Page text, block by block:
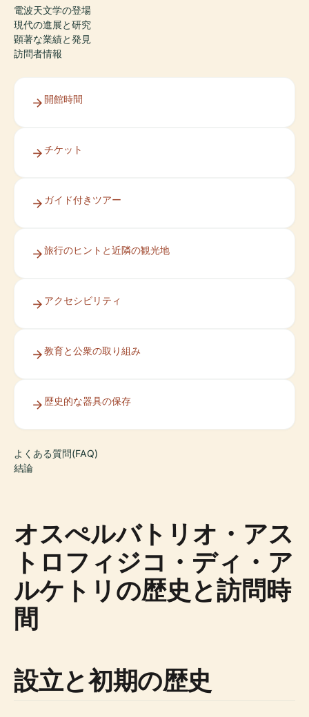
電波天文学の登場
現代の進展と研究
顕著な業績と発見
訪問者情報
開館時間
チケット
ガイド付きツアー
旅行のヒントと近隣の観光地
アクセシビリティ
教育と公衆の取り組み
歴史的な器具の保存
よくある質問(FAQ)
結論
オスぺルバトリオ・アス
トロフィジコ・ディ・ア
ルケトリの歴史と訪問時
間
設立と初期の歴史